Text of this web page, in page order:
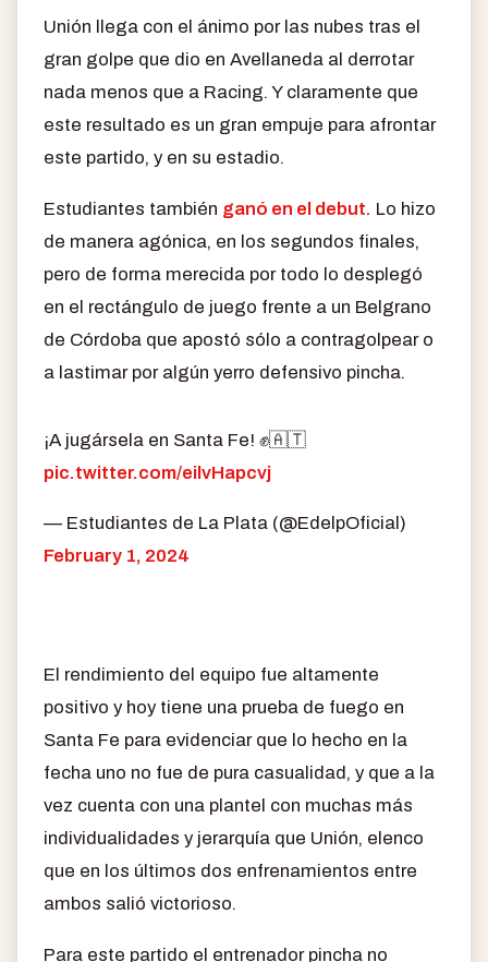
Unión llega con el ánimo por las nubes tras el
gran golpe que dio en Avellaneda al derrotar
nada menos que a Racing. Y claramente que
este resultado es un gran empuje para afrontar
este partido, y en su estadio.
Estudiantes también ganó en el debut. Lo hizo
de manera agónica, en los segundos finales,
pero de forma merecida por todo lo desplegó
en el rectángulo de juego frente a un Belgrano
de Córdoba que apostó sólo a contragolpear o
a lastimar por algún yerro defensivo pincha.
¡A jugársela en Santa Fe! ✊🇦🇹
pic.twitter.com/eilvHapcvj
— Estudiantes de La Plata (@EdelpOficial)
February 1, 2024
El rendimiento del equipo fue altamente
positivo y hoy tiene una prueba de fuego en
Santa Fe para evidenciar que lo hecho en la
fecha uno no fue de pura casualidad, y que a la
vez cuenta con una plantel con muchas más
individualidades y jerarquía que Unión, elenco
que en los últimos dos enfrenamientos entre
ambos salió victorioso.
Para este partido el entrenador pincha no